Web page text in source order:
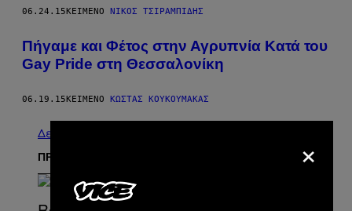
06.24.15ΚΕΊΜΕΝΟ ΝΊΚΟΣ ΤΣΙΡΑΜΠΊΔΗΣ
Πήγαμε και Φέτος στην Αγρυπνία Κατά του
Gay Pride στη Θεσσαλονίκη
06.19.15 ΚΕΊΜΕΝΟ ΚΩΣΤΑΣ ΚΟΥΚΟΥΜΑΚΑΣ
Δείτε τα όλα
ΠΡΟΣΦΑΤΑ ×